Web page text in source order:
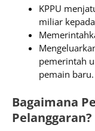
KPPU
miliar
pemerintah
pemain baru.
Bagaimana
Pelanggaran?